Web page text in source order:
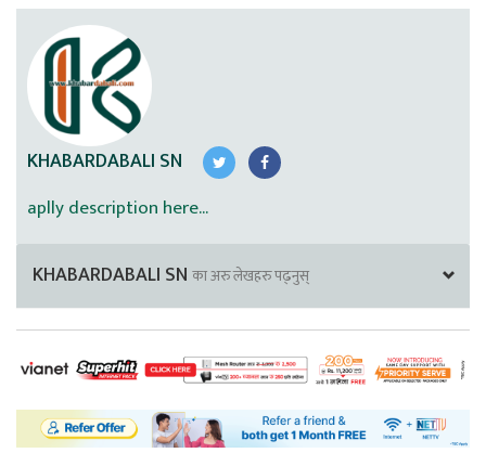
KHABARDABALI SN
aplly description here...
KHABARDABALI SN का अरु लेखहरु पढ्नुस्